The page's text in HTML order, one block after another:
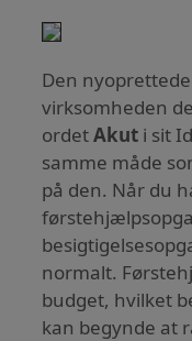
Den
virksomheden
ordetAkut i sit
samme måde
på den. Når du
normalt.
budget, hvilket
kan begynde at